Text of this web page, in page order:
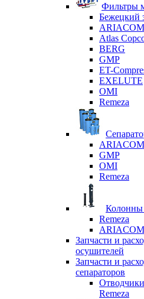
Фильтры
Бежецкий
ARIACOM
Atlas
BERG
GMP
ET-
EXELUTE
OMI
Remeza
ARIACOM
GMP
OMI
Remeza
Колонны
Remeza
ARIACOM
Запчасти и
осушителей
Запчасти и
сепараторов
Remeza